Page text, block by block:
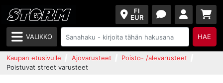
FI
EUR
VALIKKO HAE
Kaupan etusivulle Ajovarusteet
Poisto- /alevarusteet
Poistuvat street varusteet